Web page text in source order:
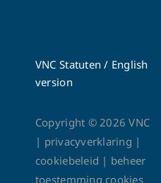
VNC Statuten / English
version
Copyright ©2026VNC
| privacyverklaring |
cookiebeleid | beheer
toestemming cookies